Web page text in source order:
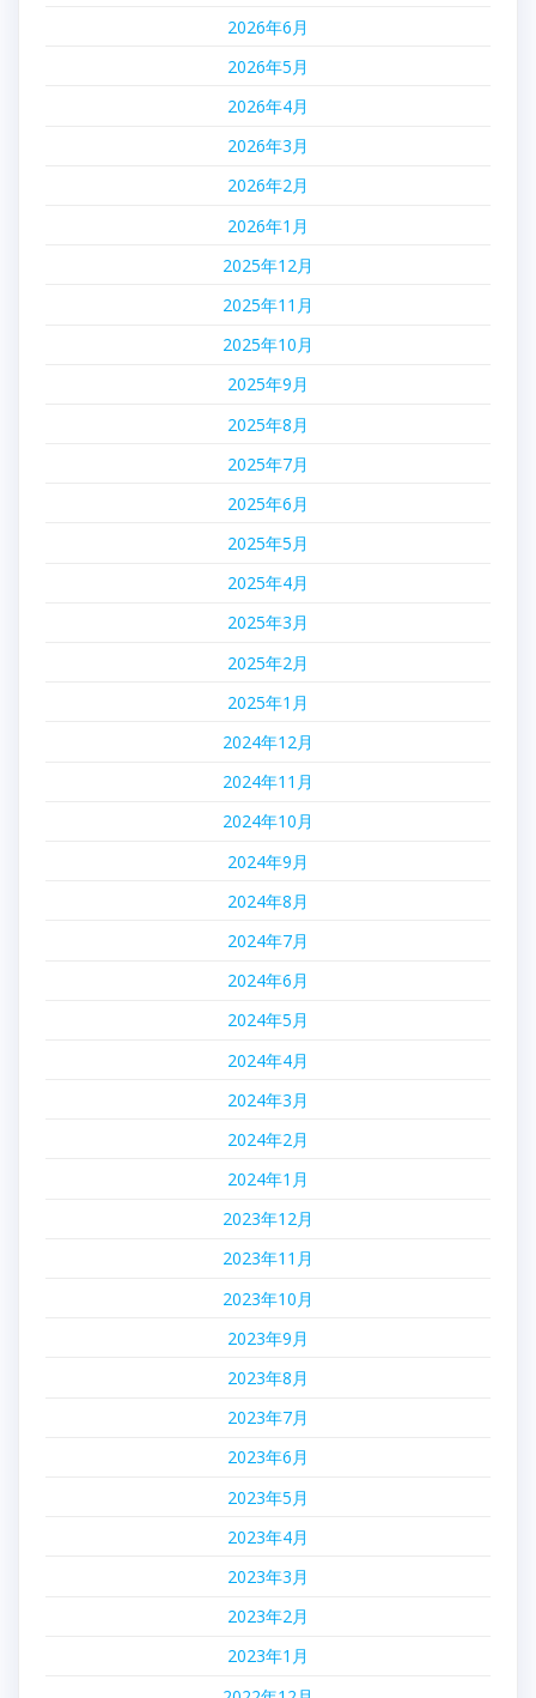
2026年6月
2026年5月
2026年4月
2026年3月
2026年2月
2026年1月
2025年12月
2025年11月
2025年10月
2025年9月
2025年8月
2025年7月
2025年6月
2025年5月
2025年4月
2025年3月
2025年2月
2025年1月
2024年12月
2024年11月
2024年10月
2024年9月
2024年8月
2024年7月
2024年6月
2024年5月
2024年4月
2024年3月
2024年2月
2024年1月
2023年12月
2023年11月
2023年10月
2023年9月
2023年8月
2023年7月
2023年6月
2023年5月
2023年4月
2023年3月
2023年2月
2023年1月